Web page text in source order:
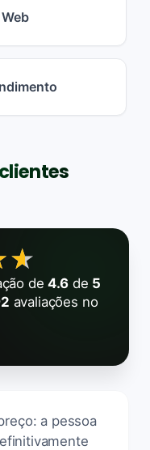
de4.6de 5
avaliações no
a pessoa